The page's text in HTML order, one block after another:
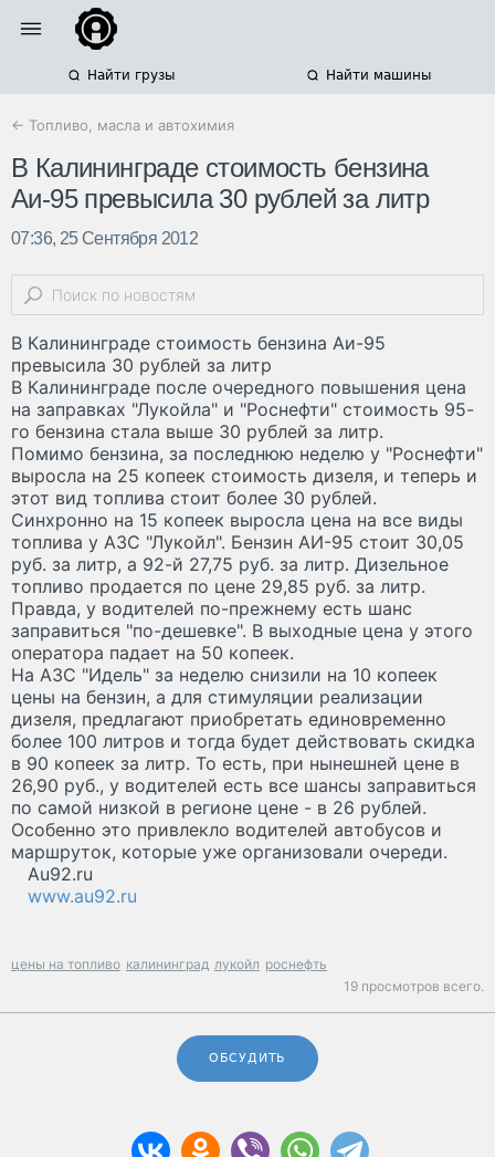
Найти грузы Найти машины
← Топливо, масла и автохимия
В Калининграде стоимость бензина
Аи-95 превысила 30 рублей за литр
07:36, 25 Сентября 2012
В Калининграде стоимость бензина Аи-95
превысила 30 рублей за литр
В Калининграде после очередного повышения цена
на заправках "Лукойла" и "Роснефти" стоимость 95-
го бензина стала выше 30 рублей за литр.
Помимо бензина, за последнюю неделю у "Роснефти"
выросла на 25 копеек стоимость дизеля, и теперь и
этот вид топлива стоит более 30 рублей.
Синхронно на 15 копеек выросла цена на все виды
топлива у АЗС "Лукойл". Бензин АИ-95 стоит 30,05
руб. за литр, а 92-й 27,75 руб. за литр. Дизельное
топливо продается по цене 29,85 руб. за литр.
Правда, у водителей по-прежнему есть шанс
заправиться "по-дешевке". В выходные цена у этого
оператора падает на 50 копеек.
На АЗС "Идель" за неделю снизили на 10 копеек
цены на бензин, а для стимуляции реализации
дизеля, предлагают приобретать единовременно
более 100 литров и тогда будет действовать скидка
в 90 копеек за литр. То есть, при нынешней цене в
26,90 руб., у водителей есть все шансы заправиться
по самой низкой в регионе цене - в 26 рублей.
Особенно это привлекло водителей автобусов и
маршруток, которые уже организовали очереди.
Au92.ru
www.au92.ru
цены на топливо калининград лукойл роснефть
19 просмотров всего.
ОБСУДИТЬ